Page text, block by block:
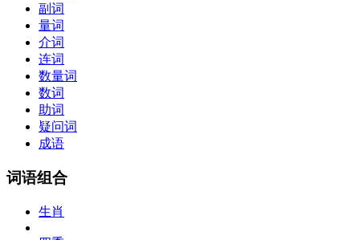
副词
量词
介词
连词
数量词
数词
助词
疑问词
成语
词语组合
生肖